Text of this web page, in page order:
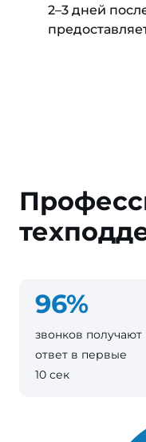
2–3 дней
96%
звонков получают
ответ в первые
10 сек